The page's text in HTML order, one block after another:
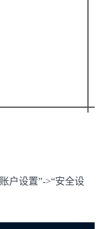
户设置”->“安全设